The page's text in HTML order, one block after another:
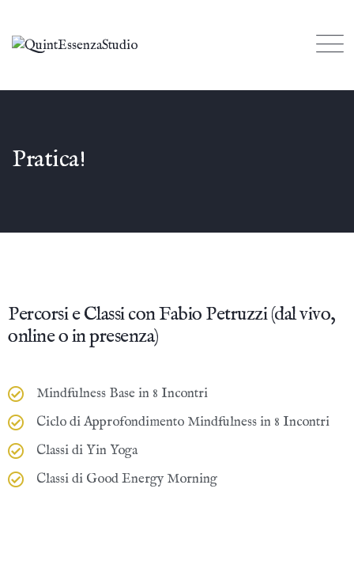
Pratica!
Percorsi e Classi con Fabio Petruzzi (dal vivo,
online o in presenza)
Mindfulness Base in 8 Incontri
Ciclo di Approfondimento Mindfulness in 8 Incontri
Classi di Yin Yoga
Classi di Good Energy Morning